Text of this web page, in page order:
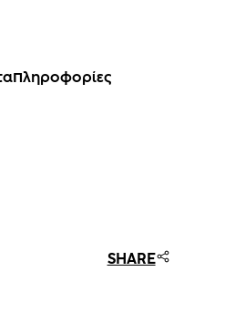
Πληροφορίες
SHARE